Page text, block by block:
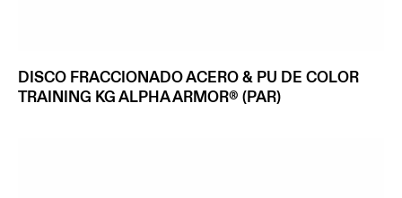
DISCO FRACCIONADO ACERO & PU DE COLOR
TRAINING KG ALPHA ARMOR® (PAR)